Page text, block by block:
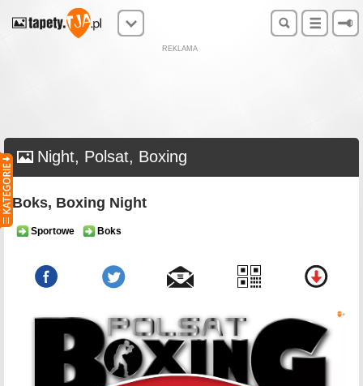
REKLAMA
Night, Polsat, Boxing
Boks, Boxing Night
Sportowe Boks